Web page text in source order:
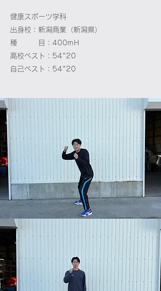
健康スポーツ学科
出身校：新潟商業（新潟県）
種 目：400mＨ
高校ベスト：54"20
自己ベスト：54"20